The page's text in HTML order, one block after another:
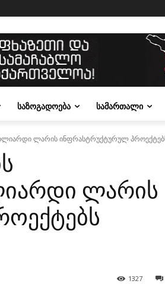
ᲡᲐᲖᲝᲒᲐᲓᲝᲔᲑᲐ ᲡᲐᲛᲐᲠᲗᲐᲚᲘ
ლარის ინფრასტრუქტურულ
ლარის
1327